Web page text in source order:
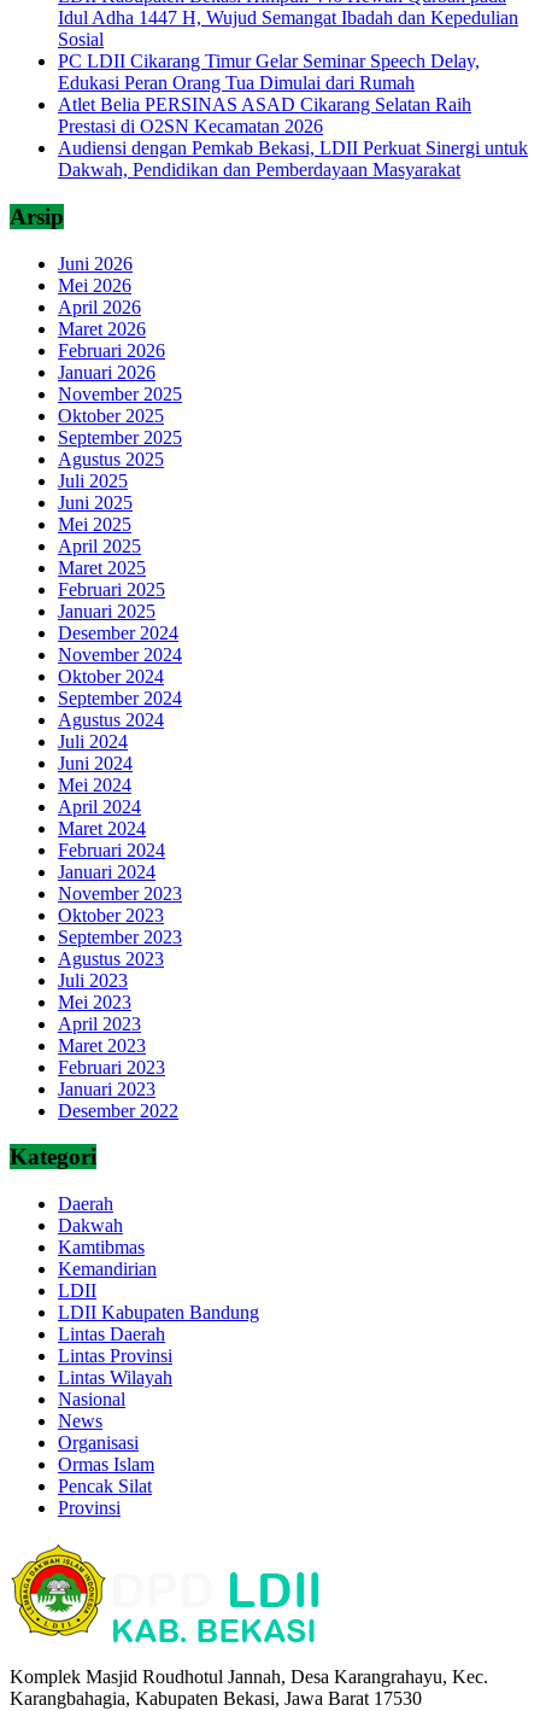
Idul Adha 1447 H, Wujud Semangat Ibadah dan Kepedulian
Sosial
PC LDII Cikarang Timur Gelar Seminar Speech Delay,
Edukasi Peran Orang Tua Dimulai dari Rumah
Atlet Belia PERSINAS ASAD Cikarang Selatan Raih
Prestasi di O2SN Kecamatan 2026
Audiensi dengan Pemkab Bekasi, LDII Perkuat Sinergi untuk
Dakwah, Pendidikan dan Pemberdayaan Masyarakat
Arsip
Juni 2026
Mei 2026
April 2026
Maret 2026
Februari 2026
Januari 2026
November 2025
Oktober 2025
September 2025
Agustus 2025
Juli 2025
Juni 2025
Mei 2025
April 2025
Maret 2025
Februari 2025
Januari 2025
Desember 2024
November 2024
Oktober 2024
September 2024
Agustus 2024
Juli 2024
Juni 2024
Mei 2024
April 2024
Maret 2024
Februari 2024
Januari 2024
November 2023
Oktober 2023
September 2023
Agustus 2023
Juli 2023
Mei 2023
April 2023
Maret 2023
Februari 2023
Januari 2023
Desember 2022
Kategori
Daerah
Dakwah
Kamtibmas
Kemandirian
LDII
LDII Kabupaten Bandung
Lintas Daerah
Lintas Provinsi
Lintas Wilayah
Nasional
News
Organisasi
Ormas Islam
Pencak Silat
Provinsi
Komplek Masjid Roudhotul Jannah, Desa Karangrahayu, Kec.
Karangbahagia, Kabupaten Bekasi, Jawa Barat 17530